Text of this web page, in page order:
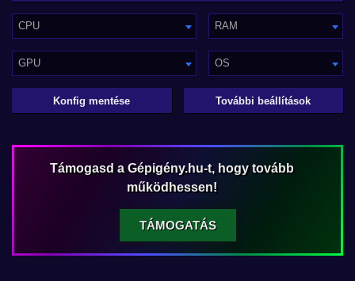
CPU RAM
GPU OS
Konfig mentése További beállítások
Támogasd a Gépigény.hu-t, hogy tovább
működhessen!
TÁMOGATÁS